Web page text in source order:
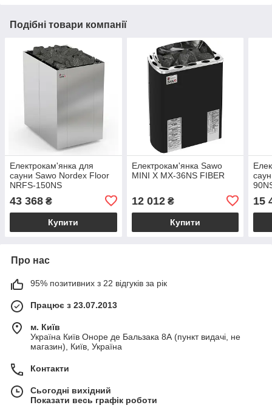
Подібні товари компанії
Електрокам'янка для
сауни Sawo Nordex Floor
NRFS-150NS
43 368 ₴
Купити
Електрокам'янка Sawo
MINI X MX-36NS FIBER
12 012₴
Купити
15
Про нас
95% позитивних з 22 відгуків за рік
Працює з 23.07.2013
м. Київ
Україна Київ Оноре де Бальзака 8А (пункт видачі, не
магазин), Київ, Україна
Контакти
Сьогодні вихідний
Показати весь графік роботи